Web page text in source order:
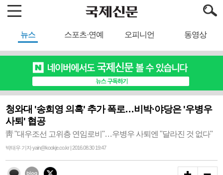
뉴스 스포츠·연예 오피니언 동영상
청와대 '송희영 의혹' 추가 폭로…비박·야당은 '우병우
사퇴' 협공
靑 "대우조선 고위층 연임로비"…우병우 사퇴엔 "달라진 것 없다"
박태우 기자 yain@kookje.co.kr | 2016.08.30 19:47